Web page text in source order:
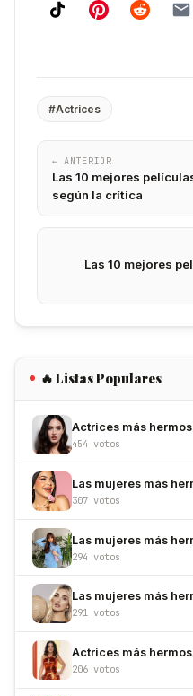
#Actrices
← ANTERIOR
Las 10 mejores
según la crítica
Las 10 mejores
🔥 Listas Populares
Actrices más
454 votos
Las mujeres más
307 votos
Las mujeres más
294 votos
Las mujeres más
291 votos
Actrices más
206 votos